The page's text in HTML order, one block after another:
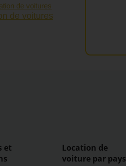
de voitures
de voitures
et
Location de
voiture par pays